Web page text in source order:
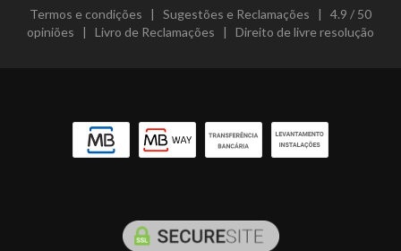
Termos e condições | Sugestões e Reclamações | 4.9 / 50
opiniões | Livro de Reclamações | Direito de livre resolução